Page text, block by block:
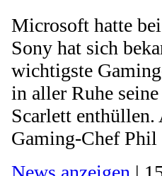
Microsoft hatte
Sony hat sich
wichtigste
in aller Ruhe
Scarlett
Gaming-Chef Phil